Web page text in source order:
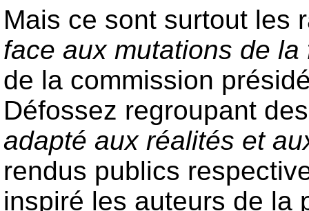
Mais ce sont surtout les
face aux mutations de
de la commission
Défossez regroupant
adapté aux réalités et
rendus publics
inspiré les auteurs de la